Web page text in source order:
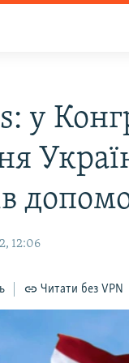
у
12:06
Читати без VPN